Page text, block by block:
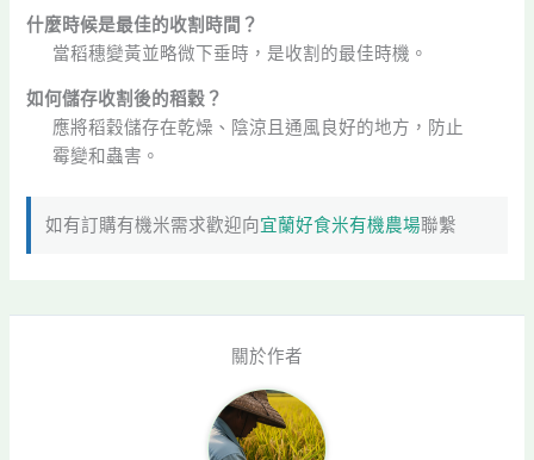
什麼時候是最佳的收割時間？
當稻穗變黃並略微下垂時，是收割的最佳時機。
如何儲存收割後的稻穀？
應將稻穀儲存在乾燥、陰涼且通風良好的地方，防止
霉變和蟲害。
如有訂購有機米需求歡迎向宜蘭好食米有機農場聯繫
關於作者